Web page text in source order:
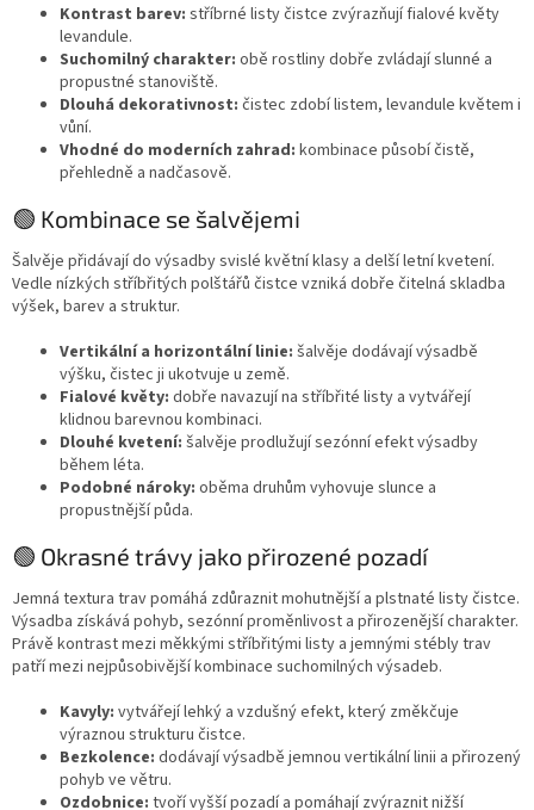
Kontrast barev: stříbrné listy čistce zvýrazňují fialové květy
levandule.
Suchomilný charakter: obě rostliny dobře zvládají slunné a
propustné stanoviště.
Dlouhá dekorativnost: čistec zdobí listem, levandule květem i
vůní.
Vhodné do moderních zahrad: kombinace působí čistě,
přehledně a nadčasově.
🟢 Kombinace se šalvějemi
Šalvěje přidávají do výsadby svislé květní klasy a delší letní kvetení.
Vedle nízkých stříbřitých polštářů čistce vzniká dobře čitelná skladba
výšek, barev a struktur.
Vertikální a horizontální linie: šalvěje dodávají výsadbě
výšku, čistec ji ukotvuje u země.
Fialové květy: dobře navazují na stříbřité listy a vytvářejí
klidnou barevnou kombinaci.
Dlouhé kvetení: šalvěje prodlužují sezónní efekt výsadby
během léta.
Podobné nároky: oběma druhům vyhovuje slunce a
propustnější půda.
🟢 Okrasné trávy jako přirozené pozadí
Jemná textura trav pomáhá zdůraznit mohutnější a plstnaté listy čistce.
Výsadba získává pohyb, sezónní proměnlivost a přirozenější charakter.
Právě kontrast mezi měkkými stříbřitými listy a jemnými stébly trav
patří mezi nejpůsobivější kombinace suchomilných výsadeb.
Kavyly: vytvářejí lehký a vzdušný efekt, který změkčuje
výraznou strukturu čistce.
Bezkolence: dodávají výsadbě jemnou vertikální linii a přirozený
pohyb ve větru.
Ozdobnice: tvoří vyšší pozadí a pomáhají zvýraznit nižší